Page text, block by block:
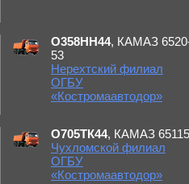
О358НН44, КАМАЗ
53
Нерехтский филиал
ОГБУ
«Костромаавтодор»
О705ТК44, КАМАЗ 65115
Чухломской филиал
ОГБУ
«Костромаавтодор»